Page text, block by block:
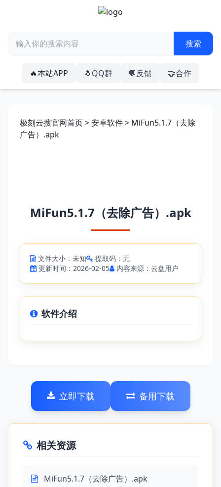
🔥本站APP 🐧QQ群 💬反馈 🤝合作
极刻云搜官网首页>安卓软件> MiFun5.1.7（去除
广告）.apk
MiFun5.1.7（去除广告）.apk
文件大小：未知
提取码：无
更新时间：2026-02-05
内容来源：云盘用户
软件介绍
立即下载 备用下载
相关资源
MiFun5.1.7（去除广告）.apk